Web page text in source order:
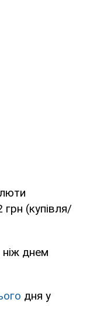
грн (купівля/
ніж днем
дня у